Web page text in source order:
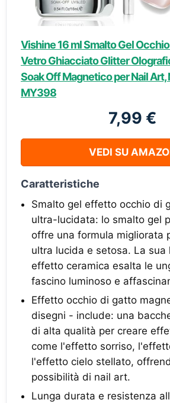
Vishine 16 ml Smalto Gel
Vetro Ghiacciato Glitter
Soak Off Magnetico per Nail Art,
MY398
7,99 €
VEDI SU
Caratteristiche
Smalto gel effetto occhio di
ultra-lucidata: lo smalto gel
offre una formula migliorata
ultra lucida e setosa. La sua
effetto ceramica esalta le
fascino luminoso e
Effetto occhio di gatto
disegni - include: una
di alta qualità per creare
come l'effetto sorriso,
l'effetto cielo stellato,
possibilità di nail art.
Lunga durata e resistenza